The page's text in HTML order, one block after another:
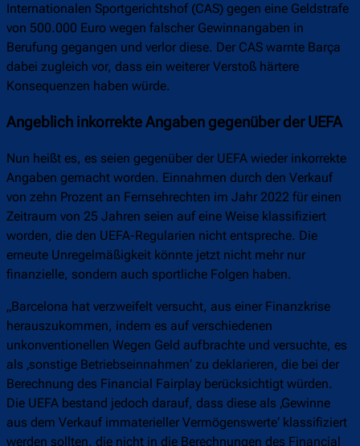
Internationalen Sportgerichtshof (CAS) gegen eine Geldstrafe
von 500.000 Euro wegen falscher Gewinnangaben in
Berufung gegangen und verlor diese. Der CAS warnte Barça
dabei zugleich vor, dass ein weiterer Verstoß härtere
Konsequenzen haben würde.
Angeblich inkorrekte Angaben gegenüber der UEFA
Nun heißt es, es seien gegenüber der UEFA wieder inkorrekte
Angaben gemacht worden. Einnahmen durch den Verkauf
von zehn Prozent an Fernsehrechten im Jahr 2022 für einen
Zeitraum von 25 Jahren seien auf eine Weise klassifiziert
worden, die den UEFA-Regularien nicht entspreche. Die
erneute Unregelmäßigkeit könnte jetzt nicht mehr nur
finanzielle, sondern auch sportliche Folgen haben.
„Barcelona hat verzweifelt versucht, aus einer Finanzkrise
herauszukommen, indem es auf verschiedenen
unkonventionellen Wegen Geld aufbrachte und versuchte, es
als ‚sonstige Betriebseinnahmen‘ zu deklarieren, die bei der
Berechnung des Financial Fairplay berücksichtigt würden.
Die UEFA bestand jedoch darauf, dass diese als ‚Gewinne
aus dem Verkauf immaterieller Vermögenswerte‘ klassifiziert
werden sollten, die nicht in die Berechnungen des Financial